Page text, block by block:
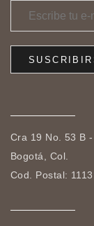
Cra 19 No. 53 B
Bogotá, Col.
Cod. Postal: